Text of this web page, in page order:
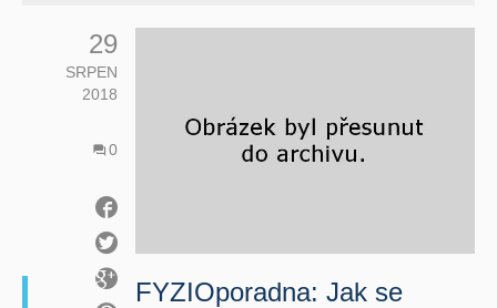
29
SRPEN
2018
0
FYZIOporadna: Jak se